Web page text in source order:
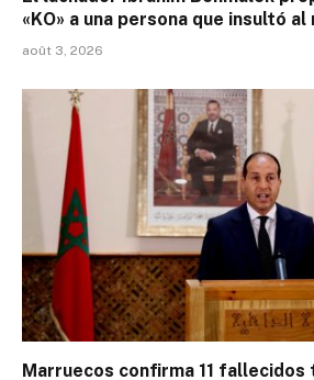
«KO» a una persona que insultó al
août 3, 2026
Marruecos confirma 11